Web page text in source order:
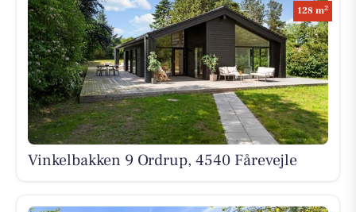
128 m2
Vinkelbakken 9 Ordrup, 4540 Fårevejle